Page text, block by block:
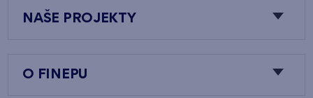
NAŠE PROJEKTY
O FINEPU